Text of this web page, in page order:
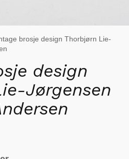
brosje design Thorbjørn Lie-
design
Jørgensen